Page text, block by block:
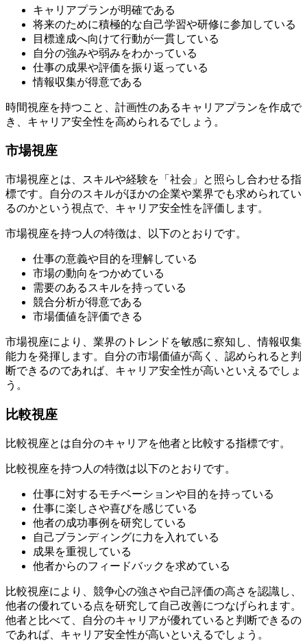
キャリアプランが明確である
将来のために積極的な自己学習や研修に参加している
目標達成へ向けて行動が一貫している
自分の強みや弱みをわかっている
仕事の成果や評価を振り返っている
情報収集が得意である
時間視座を持つこと、計画性のあるキャリアプランを作成で
き、キャリア安全性を高められるでしょう。
市場視座
市場視座とは、スキルや経験を「社会」と照らし合わせる指
標です。自分のスキルがほかの企業や業界でも求められてい
るのかという視点で、キャリア安全性を評価します。
市場視座を持つ人の特徴は、以下のとおりです。
仕事の意義や目的を理解している
市場の動向をつかめている
需要のあるスキルを持っている
競合分析が得意である
市場価値を評価できる
市場視座により、業界のトレンドを敏感に察知し、情報収集
能力を発揮します。自分の市場価値が高く、認められると判
断できるのであれば、キャリア安全性が高いといえるでしょ
う。
比較視座
比較視座とは自分のキャリアを他者と比較する指標です。
比較視座を持つ人の特徴は以下のとおりです。
仕事に対するモチベーションや目的を持っている
仕事に楽しさや喜びを感じている
他者の成功事例を研究している
自己ブランディングに力を入れている
成果を重視している
他者からのフィードバックを求めている
比較視座により、競争心の強さや自己評価の高さを認識し、
他者の優れている点を研究して自己改善につなげられます。
他者と比べて、自分のキャリアが優れていると判断できるの
であれば、キャリア安全性が高いといえるでしょう。